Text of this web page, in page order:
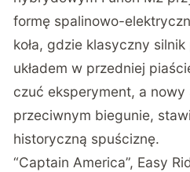
formę spalinowo-
koła, gdzie klasyczny
układem w przedniej
czuć eksperyment, a nowy
przeciwnym biegunie,
historyczną spuściznę.
“Captain America”, Easy